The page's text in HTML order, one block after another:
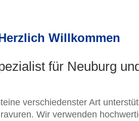
Willkommen
für Neuburg
verschiedenster Art
. Wir verwenden hochwert